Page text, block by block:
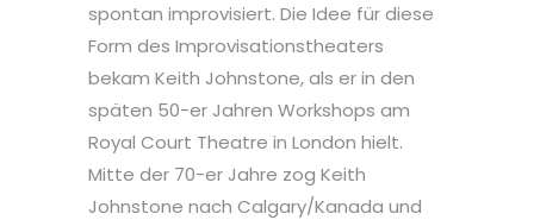
spontan improvisiert. Die Idee für diese
Form des Improvisationstheaters
bekam Keith Johnstone, als er in den
späten 50-er Jahren Workshops am
Royal Court Theatre in London hielt.
Mitte der 70-er Jahre zog Keith
Johnstone nach Calgary/Kanada und